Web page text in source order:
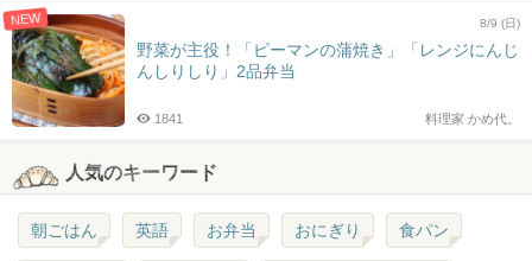
NEW 8/9 (日)
野菜が主役！「ピーマンの蒲焼き」「レンジにんじ
んしりしり」2品弁当
料理家 かめ代。
1841
人気のキーワード
朝ごはん 英語 お弁当 おにぎり 食パン